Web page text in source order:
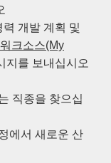
개발 계획 및
크소스(My
지를 보내십시오
직종을 찾으십
에서 새로운 산